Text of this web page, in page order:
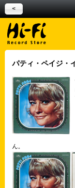
<
パティ・ペイジ・
ん。